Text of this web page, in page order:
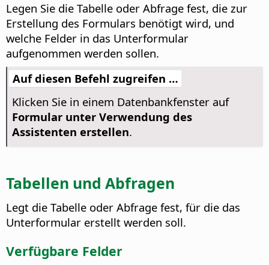
Legen Sie die Tabelle oder Abfrage fest, die zur
Erstellung des Formulars benötigt wird, und
welche Felder in das Unterformular
aufgenommen werden sollen.
Auf diesen Befehl zugreifen …
Klicken Sie in einem Datenbankfenster auf
Formular unter Verwendung des
Assistenten erstellen.
Tabellen und Abfragen
Legt die Tabelle oder Abfrage fest, für die das
Unterformular erstellt werden soll.
Verfügbare Felder